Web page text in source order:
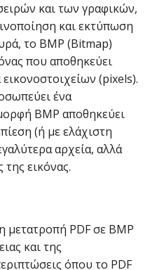
και των γραφικών,
και εκτύπωση
το BMP (Bitmap)
που αποθηκεύει
(pixels).
ένα
BMP αποθηκεύει
(ή με ελάχιστη
αρχεία, αλλά
εικόνας.
μετατροπή PDF σε BMP
και της
όπου το PDF